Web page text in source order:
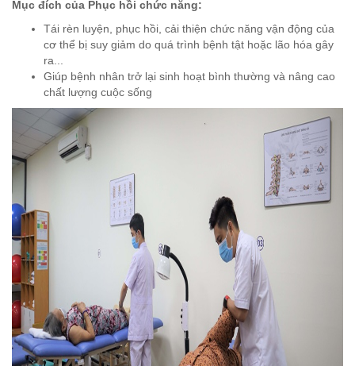
Mục đích của Phục hồi chức năng:
Tái rèn luyện, phục hồi, cải thiện chức năng vận động của
cơ thể bị suy giảm do quá trình bệnh tật hoặc lão hóa gây
ra...
Giúp bệnh nhân trở lại sinh hoạt bình thường và nâng cao
chất lượng cuộc sống